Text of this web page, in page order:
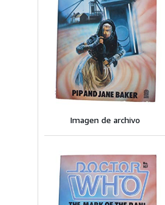
Imagen de archivo